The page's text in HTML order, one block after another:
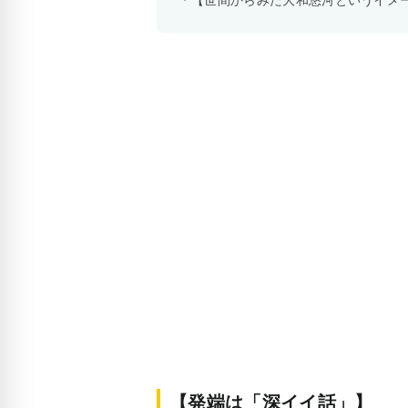
【発端は「深イイ話」】